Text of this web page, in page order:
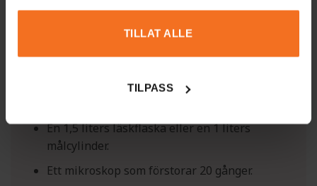
TILLAT ALLE
TILPASS
Mossa eller lav. “Husmossa” passar extra
En 1,5 liters läskflaska eller en 1 liters
målcylinder.
Ett mikroskop som förstorar 20 gånger.